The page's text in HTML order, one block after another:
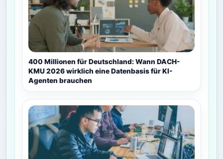
400 Millionen für Deutschland: Wann DACH-
KMU 2026 wirklich eine Datenbasis für KI-
Agenten brauchen